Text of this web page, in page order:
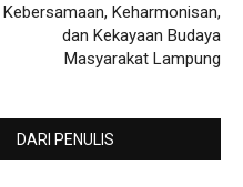
Kebersamaan, Keharmonisan,
dan Kekayaan Budaya
Masyarakat Lampung
DARI PENULIS